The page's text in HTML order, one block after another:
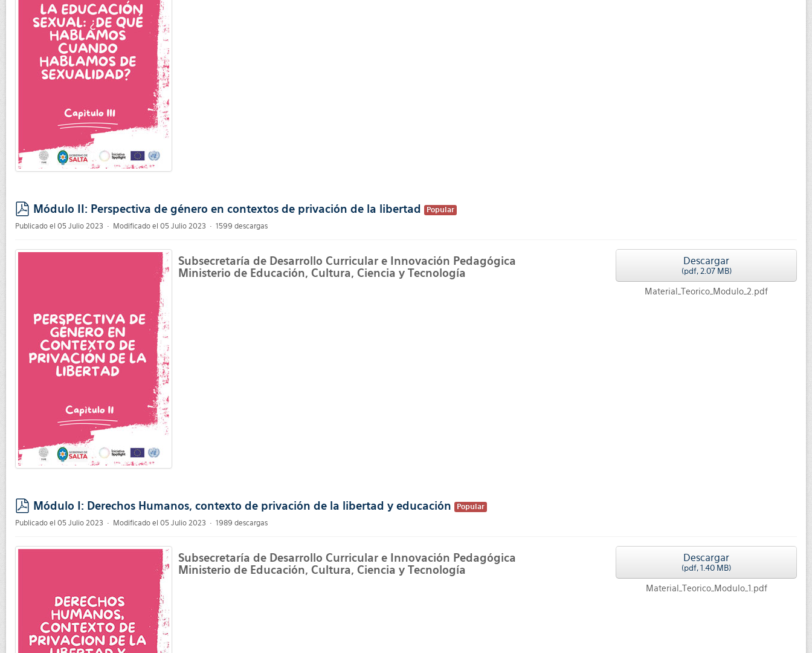
pdf
Módulo II: Perspectiva de género en contextos de privación de la libertad
Popular
Publicado el 05 Julio 2023
Modificado el 05 Julio 2023 1599 descargas
Descargar
(pdf, 2.07 MB)
Material_Teorico_Modulo_2.pdf
Subsecretaría de Desarrollo Curricular e Innovación Pedagógica
Ministerio de Educación, Cultura, Ciencia y Tecnología
pdf
Módulo I: Derechos Humanos, contexto de privación de la libertad y educación
Popular
Publicado el 05 Julio 2023
Modificado el 05 Julio 2023 1989 descargas
Descargar
(pdf, 1.40 MB)
Material_Teorico_Modulo_1.pdf
Subsecretaría de Desarrollo Curricular e Innovación Pedagógica
Ministerio de Educación, Cultura, Ciencia y Tecnología